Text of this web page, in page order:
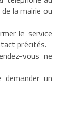
la mairie ou
le service
précités.
vous ne
un